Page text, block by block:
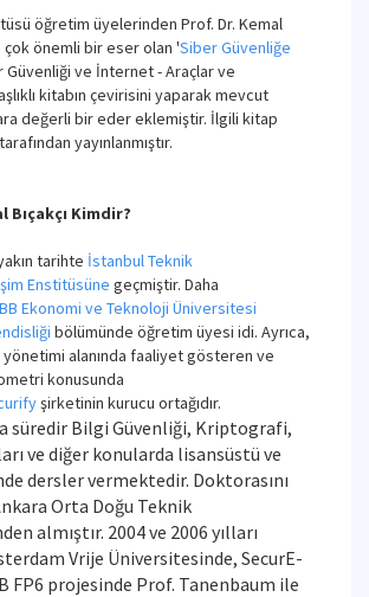
öğretim üyelerinden Prof. Dr. Kemal
çok önemli bir eser olan 'Siber Güvenliğe
Güvenliği ve İnternet - Araçlar ve
kitabın çevirisini yaparak mevcut
değerli bir eder eklemiştir. İlgili kitap
yayınlanmıştır.
Bıçakçı Kimdir?
tarihte İstanbul Teknik
Enstitüsüne geçmiştir. Daha
Ekonomi ve Teknoloji Üniversitesi
bölümünde öğretim üyesi idi. Ayrıca,
alanında faaliyet gösteren ve
konusunda
şirketinin kurucu ortağıdır.
süredir Bilgi Güvenliği, Kriptografi,
ve diğer konularda lisansüstü ve
dersler vermektedir. Doktorasını
Orta Doğu Teknik
almıştır. 2004 ve 2006 yılları
Vrije Üniversitesinde, SecurE-
FP6 projesinde Prof. Tanenbaum ile